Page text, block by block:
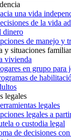
una vida
de la vida
dinero
de manejo y
y situaciones
vivienda
en grupo para
de
legales
legales
legales a
o custodia legal
de decisiones